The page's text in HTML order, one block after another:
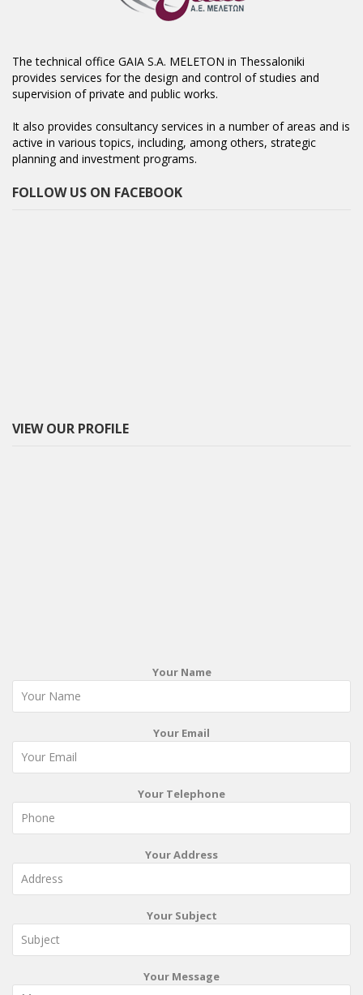
The technical office GAIA S.A. MELETON in Thessaloniki
provides services for the design and control of studies and
supervision of private and public works.
It also provides consultancy services in a number of areas and is
active in various topics, including, among others, strategic
planning and investment programs.
FOLLOW US ON FACEBOOK
VIEW OUR PROFILE
Your Name
Your Email
Your Telephone
Your Address
Your Subject
Your Message